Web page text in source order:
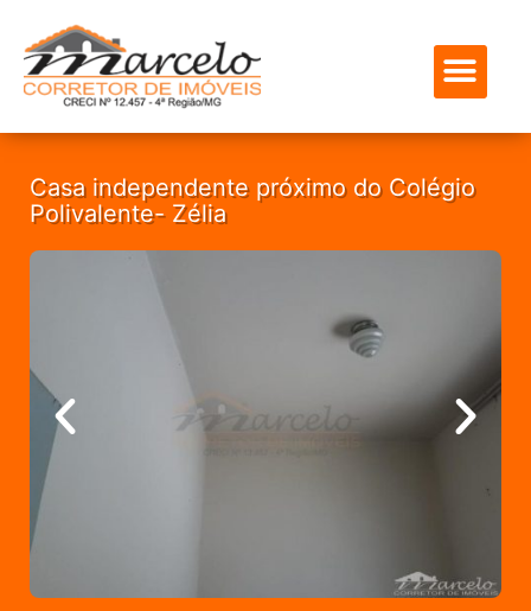
Casa independente próximo do Colégio
Polivalente- Zélia